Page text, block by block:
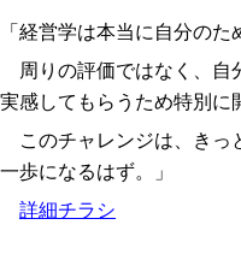
「経営学は本当に自分のた
周りの評価ではなく、自
実感してもらうため特別に
このチャレンジは、きっ
一歩になるはず。」
詳細チラシ